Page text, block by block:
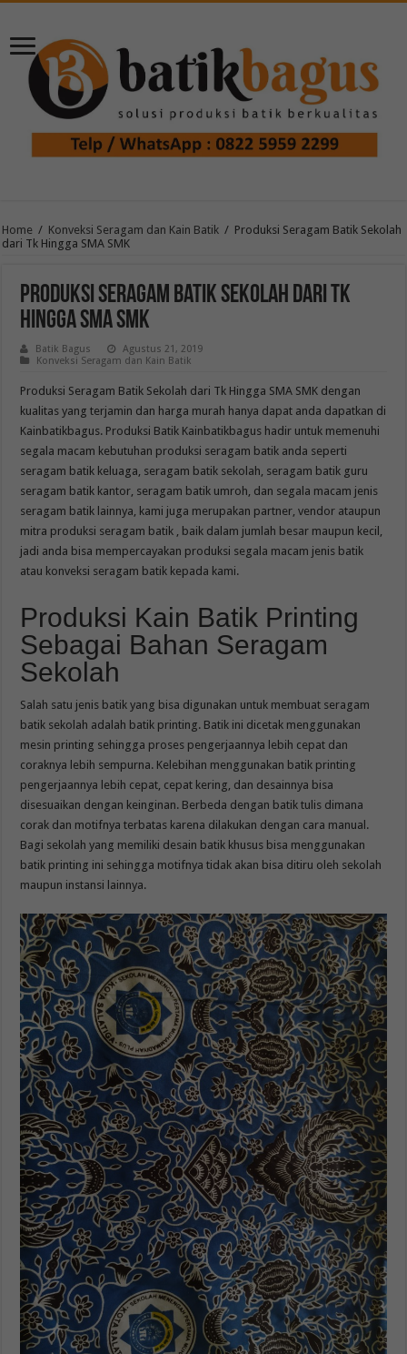
Home / Konveksi Seragam dan Kain Batik / Produksi Seragam Batik Sekolah
dari Tk Hingga SMA SMK
Produksi Seragam Batik Sekolah dari Tk
Hingga SMA SMK
Batik Bagus
Agustus 21, 2019
Konveksi Seragam dan Kain Batik
Produksi Seragam Batik Sekolah dari Tk Hingga SMA SMK dengan
kualitas yang terjamin dan harga murah hanya dapat anda dapatkan di
Kainbatikbagus. Produksi Batik Kainbatikbagus hadir untuk memenuhi
segala macam kebutuhan produksi seragam batik anda seperti
seragam batik keluaga, seragam batik sekolah, seragam batik guru
seragam batik kantor, seragam batik umroh, dan segala macam jenis
seragam batik lainnya, kami juga merupakan partner, vendor ataupun
mitra produksi seragam batik , baik dalam jumlah besar maupun kecil,
jadi anda bisa mempercayakan produksi segala macam jenis batik
atau konveksi seragam batik kepada kami.
Produksi Kain Batik Printing
Sebagai Bahan Seragam
Sekolah
Salah satu jenis batik yang bisa digunakan untuk membuat seragam
batik sekolah adalah batik printing. Batik ini dicetak menggunakan
mesin printing sehingga proses pengerjaannya lebih cepat dan
coraknya lebih sempurna. Kelebihan menggunakan batik printing
pengerjaannya lebih cepat, cepat kering, dan desainnya bisa
disesuaikan dengan keinginan. Berbeda dengan batik tulis dimana
corak dan motifnya terbatas karena dilakukan dengan cara manual.
Bagi sekolah yang memiliki desain batik khusus bisa menggunakan
batik printing ini sehingga motifnya tidak akan bisa ditiru oleh sekolah
maupun instansi lainnya.